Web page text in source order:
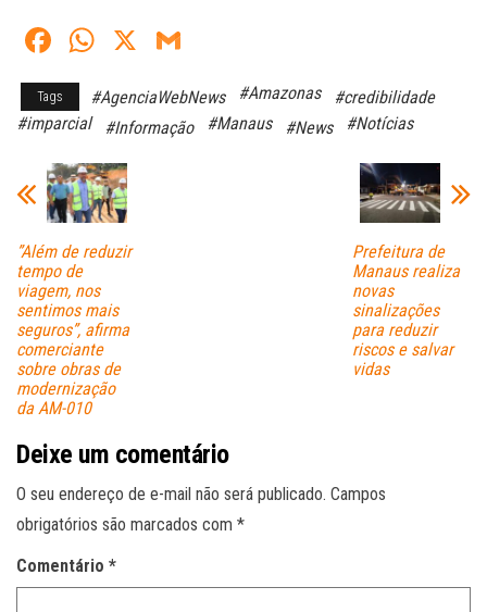
Fa
ce
bo
W
ts
A
pp
X
ail
Tags #AgenciaWebNews #Amazonas
#credibilidade
#imparcial
#Informação #Manaus #News #Notícias
”Além de reduzir
tempo de
viagem, nos
sentimos mais
seguros”, afirma
comerciante
sobre obras de
modernização
da AM-010
Prefeitura de
Manaus realiza
novas
sinalizações
para reduzir
riscos e salvar
vidas
Deixe um comentário
O seu endereço de e-mail não será publicado. Campos
obrigatórios são marcados com *
Comentário *